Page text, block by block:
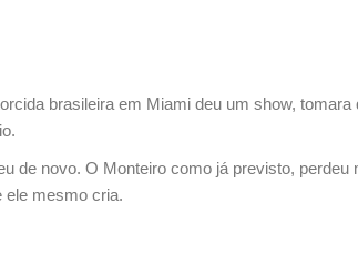
brasileira em Miami deu um show,
de novo. O Monteiro como já previsto, perdeu
ele mesmo cria.